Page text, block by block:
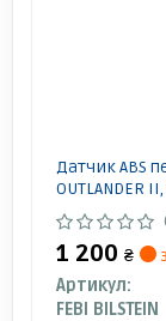
Датчик ABS
OUTLANDER
1 200 ₴
Артикул:
FEBI BILSTEIN